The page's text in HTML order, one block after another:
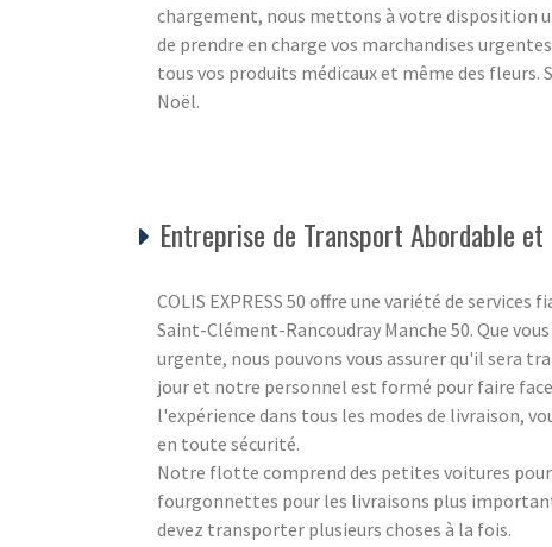
chargement, nous mettons à votre disposition
de prendre en charge vos marchandises
tous vos produits médicaux et même des fleurs.
Noël.
Entreprise de Transport Abordable
COLIS EXPRESS 50 offre une variété de
Saint-Clément-Rancoudray Manche 50. Que
urgente, nous pouvons vous assurer qu'il sera
jour et notre personnel est formé pour faire
l'expérience dans tous les modes de livraison,
en toute sécurité.
Notre flotte comprend des petites voitures pour
fourgonnettes pour les livraisons plus
devez transporter plusieurs choses à la fois.